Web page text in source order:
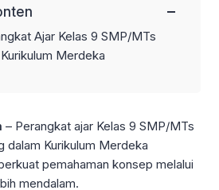
−
Ajar Kelas 9 SMP/MTs
Merdeka
– Perangkat ajar Kelas 9 SMP/MTs
dalam Kurikulum Merdeka
pemahaman konsep melalui
mendalam.